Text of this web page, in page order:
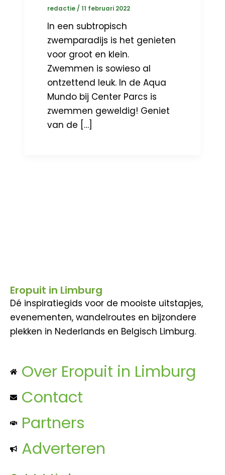
redactie /11 februari 2022
In een subtropisch
zwemparadijs is het genieten
voor groot en klein.
Zwemmen is sowieso al
ontzettend leuk. In de Aqua
Mundo bij Center Parcs is
zwemmen geweldig! Geniet
van de […]
Eropuit in Limburg
Dé inspiratiegids voor de mooiste uitstapjes,
evenementen, wandelroutes en bijzondere
plekken in Nederlands en Belgisch Limburg.
Over Eropuit in Limburg
Contact
Partners
Adverteren